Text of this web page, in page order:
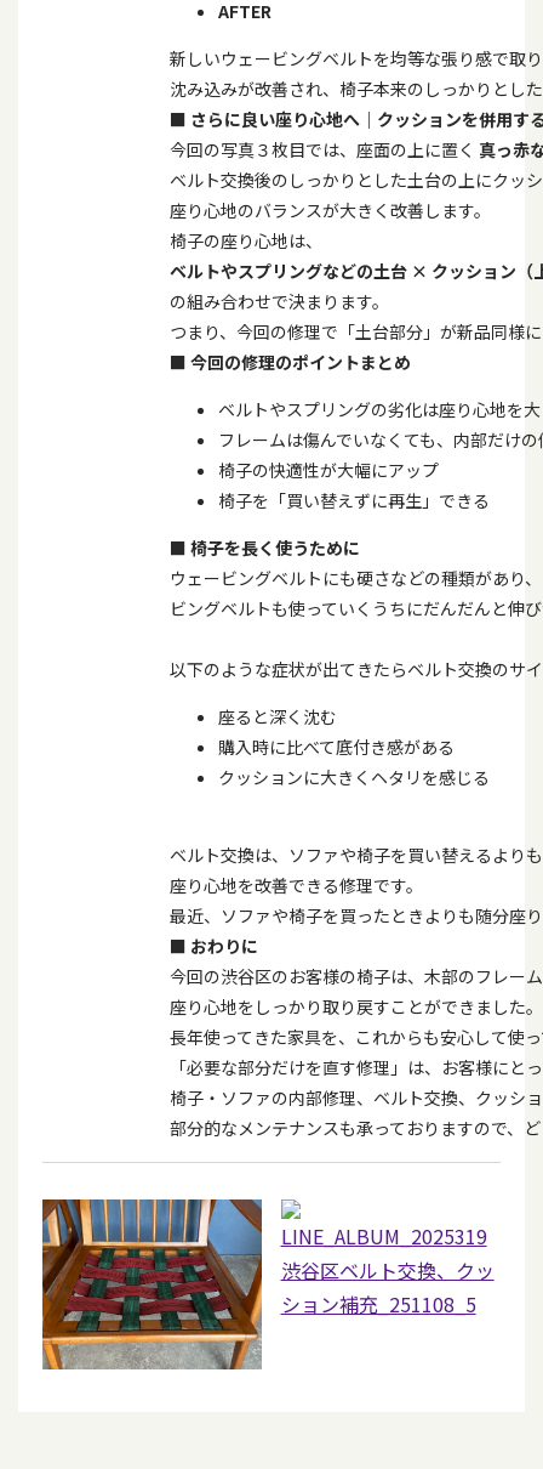
AFTER
新しいウェービングベルトを均等な張り感で取
沈み込みが改善され、椅子本来のしっかりとし
■ さらに良い座り心地へ｜クッションを併用す
今回の写真３枚目では、座面の上に置く 真っ赤
ベルト交換後のしっかりとした土台の上にクッ
座り心地のバランスが大きく改善します。
椅子の座り心地は、
ベルトやスプリングなどの土台 × クッション（
の組み合わせで決まります。
つまり、今回の修理で「土台部分」が新品同様
■ 今回の修理のポイントまとめ
ベルトやスプリングの劣化は座り心地を
フレームは傷んでいなくても、内部だけ
椅子の快適性が大幅にアップ
椅子を「買い替えずに再生」できる
■ 椅子を長く使うために
ウェービングベルトにも硬さなどの種類があり
ビングベルトも使っていくうちにだんだんと伸
以下のような症状が出てきたらベルト交換のサ
座ると深く沈む
購入時に比べて底付き感がある
クッションに大きくヘタリを感じる
ベルト交換は、ソファや椅子を買い替えるより
座り心地を改善できる修理です。
最近、ソファや椅子を買ったときよりも随分座
■ おわりに
今回の渋谷区のお客様の椅子は、木部のフレー
座り心地をしっかり取り戻すことができました。
長年使ってきた家具を、これからも安心して使
「必要な部分だけを直す修理」は、お客様にと
椅子・ソファの内部修理、ベルト交換、クッシ
部分的なメンテナンスも承っておりますので、